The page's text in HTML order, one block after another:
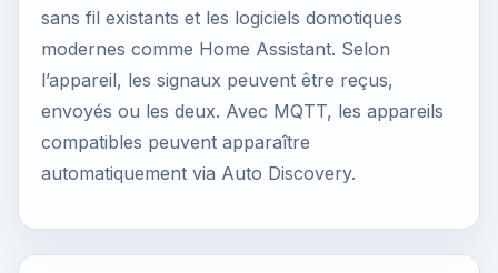
sans fil existants et les logiciels domotiques
modernes comme Home Assistant. Selon
l’appareil, les signaux peuvent être reçus,
envoyés ou les deux. Avec MQTT, les appareils
compatibles peuvent apparaître
automatiquement via Auto Discovery.